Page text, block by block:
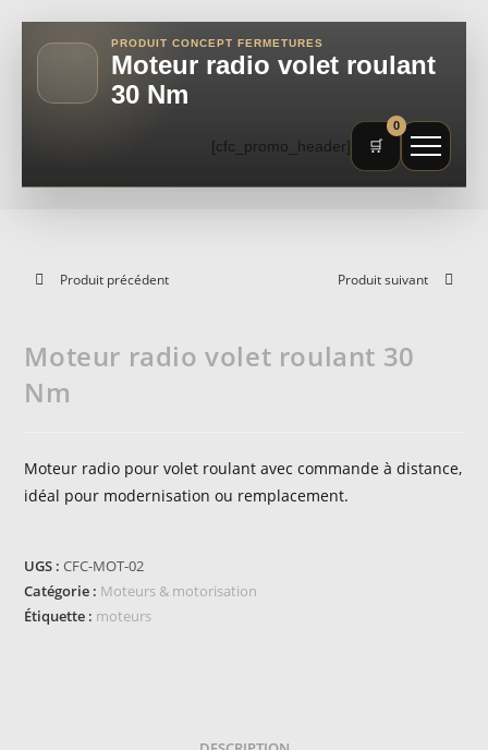
PRODUIT CONCEPT FERMETURES
Moteur radio volet roulant
30 Nm
[cfc_promo_header] 🛒
0
Produit précédent Produit suivant
Moteur radio volet roulant 30
Nm
Moteur radio pour volet roulant avec commande à distance,
idéal pour modernisation ou remplacement.
UGS :CFC-MOT-02
Catégorie : Moteurs & motorisation
Étiquette : moteurs